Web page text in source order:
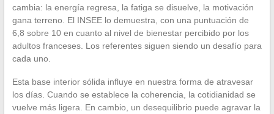
cambia: la energía regresa, la fatiga se disuelve, la motivación
gana terreno. El INSEE lo demuestra, con una puntuación de
6,8 sobre 10 en cuanto al nivel de bienestar percibido por los
adultos franceses. Los referentes siguen siendo un desafío para
cada uno.
Esta base interior sólida influye en nuestra forma de atravesar
los días. Cuando se establece la coherencia, la cotidianidad se
vuelve más ligera. En cambio, un desequilibrio puede agravar la